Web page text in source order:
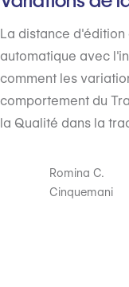
La distance
automatique avec
comment les
comportement du
la Qualité dans la
Romina C.
Cinquemani